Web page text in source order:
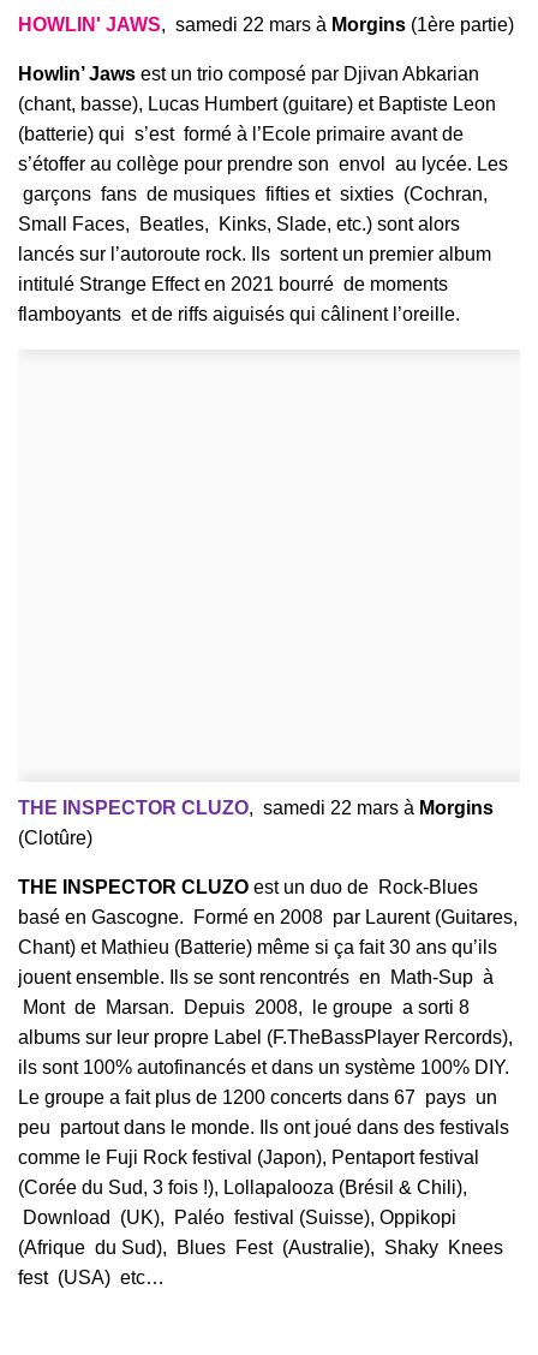
HOWLIN' JAWS, samedi 22 mars à Morgins (1ère partie)
Howlin’ Jaws est un trio composé par Djivan Abkarian
(chant, basse), Lucas Humbert (guitare) et Baptiste Leon
(batterie) qui s’est formé à l’Ecole primaire avant de
s’étoffer au collège pour prendre son envol au lycée. Les
garçons fans de musiques fifties et sixties (Cochran,
Small Faces, Beatles, Kinks, Slade, etc.) sont alors
lancés sur l’autoroute rock. Ils sortent un premier album
intitulé Strange Effect en 2021 bourré de moments
flamboyants et de riffs aiguisés qui câlinent l’oreille.
THE INSPECTOR CLUZO, samedi 22 mars à Morgins
(Clotûre)
THE INSPECTOR CLUZO est un duo de Rock-Blues
basé en Gascogne. Formé en 2008 par Laurent (Guitares,
Chant) et Mathieu (Batterie) même si ça fait 30 ans qu’ils
jouent ensemble.
Ils se sont rencontrés en Math-Sup à
Mont de Marsan. Depuis 2008, le groupe a sorti 8
albums sur leur propre Label (F.TheBassPlayer Rercords),
ils sont 100% autofinancés et dans un système 100% DIY.
Le groupe a fait plus de 1200 concerts dans 67 pays un
peu partout dans le monde. Ils ont joué dans des festivals
comme le Fuji Rock festival (Japon), Pentaport festival
(Corée du Sud, 3 fois !), Lollapalooza (Brésil & Chili),
Download (UK), Paléo festival (Suisse), Oppikopi
(Afrique du Sud), Blues Fest (Australie), Shaky Knees
fest (USA) etc…